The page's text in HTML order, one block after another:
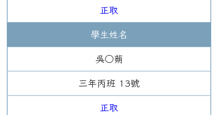
正取
學生姓名
吳○蒴
三年丙班 13號
正取